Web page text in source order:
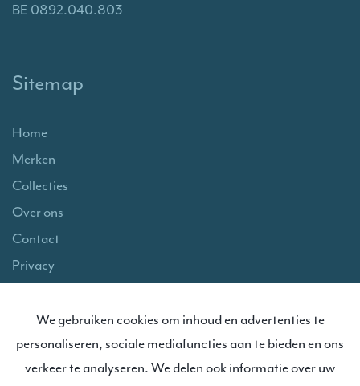
We gebruiken cookies om inhoud en advertenties te
personaliseren, sociale mediafuncties aan te bieden en ons
verkeer te analyseren. We delen ook informatie over uw
BE 0892.040.803
Sitemap
Home
Merken
Collecties
Over ons
Contact
Privacy
Disclaimer
Algemene voorwaarden